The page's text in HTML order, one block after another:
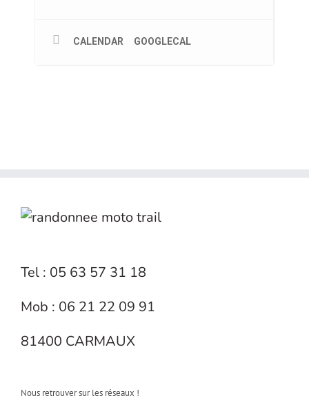
CALENDAR GOOGLECAL
Tel : 05 63 57 31 18
Mob : 06 21 22 09 91
81400 CARMAUX
Nous retrouver sur les réseaux !